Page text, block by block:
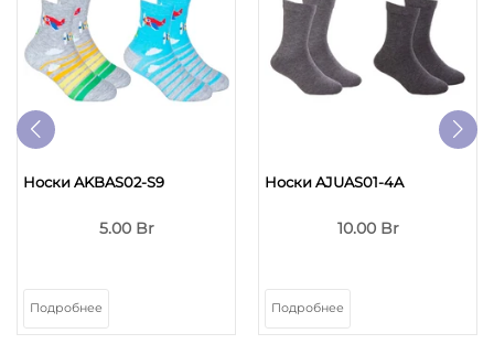
Носки AKBAS02-S9
5.00 Br
Подробнее
Носки AJUAS01-4A
10.00 Br
Подробнее